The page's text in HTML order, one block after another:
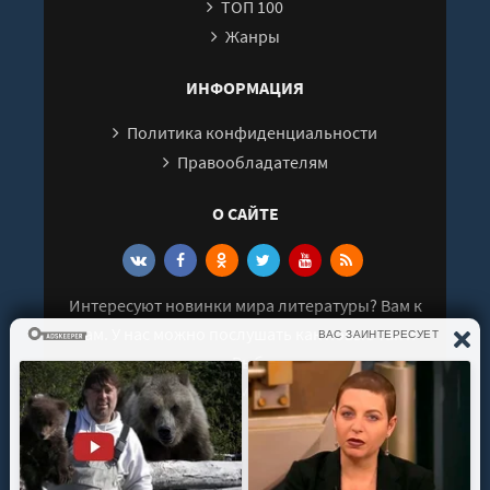
ТОП 100
Жанры
ИНФОРМАЦИЯ
Политика конфиденциальности
Правообладателям
О САЙТЕ
Интересуют новинки мира литературы? Вам к
нам. У нас можно послушать как новые так и
старые аудиокниги. Выбрать и поделиться с
друзьями лучшими аудиокнигами!